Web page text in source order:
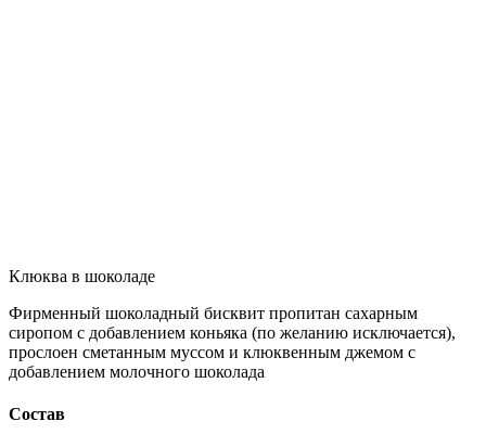
Клюква в шоколаде
Фирменный шоколадный бисквит пропитан сахарным
сиропом с добавлением коньяка (по желанию исключается),
прослоен сметанным муссом и клюквенным джемом с
добавлением молочного шоколада
Состав